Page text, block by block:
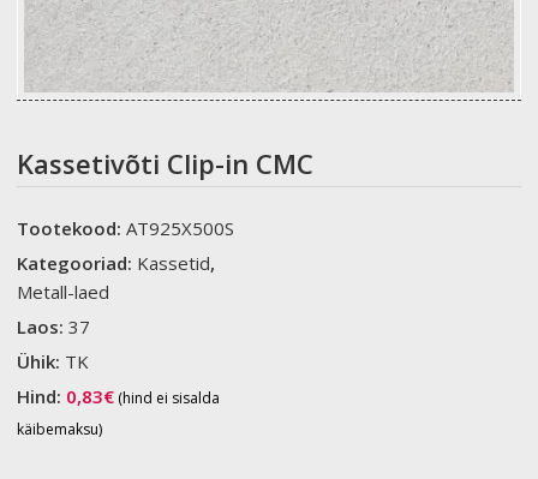
Kassetivõti Clip-in CMC
Tootekood:AT925X500S
Kategooriad: Kassetid,
Metall-laed
Laos:37
Ühik: TK
Hind: 0,83€ (hind ei sisalda
käibemaksu)